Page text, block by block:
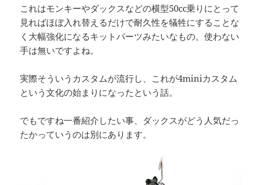
これはモンキーやダックスなどの横型50cc乗りにとって
見ればほぼ入れ替えるだけで耐久性を犠牲にすることな
く大幅強化になるキットパーツみたいなもの。使わない
手は無いですよね。
実際そういうカスタムが流行し、これが4miniカスタム
という文化の始まりになったという話。
でもですね一番紹介したい事、ダックスがどう人気だっ
たかっていうのは別にあります。